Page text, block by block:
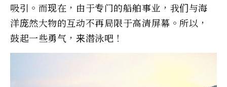
吸引。而现在，由于专门的船舶事业，我们与海
洋庞然大物的互动不再局限于高清屏幕。所以，
鼓起一些勇气，来潜泳吧！